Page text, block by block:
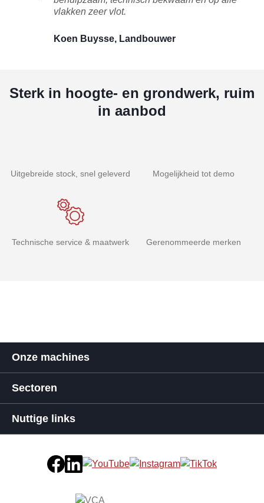
vlakken zeer vlot.
Koen Buysse, Landbouwer
Sterk in hoogte- en grondwerk, ruim
in aanbod
Uitgebreide stock, snel geleverd Mogelijkheid tot demo
Technische service & maatwerk Gerenommeerde merken
Onze machines
Sectoren
Nuttige links